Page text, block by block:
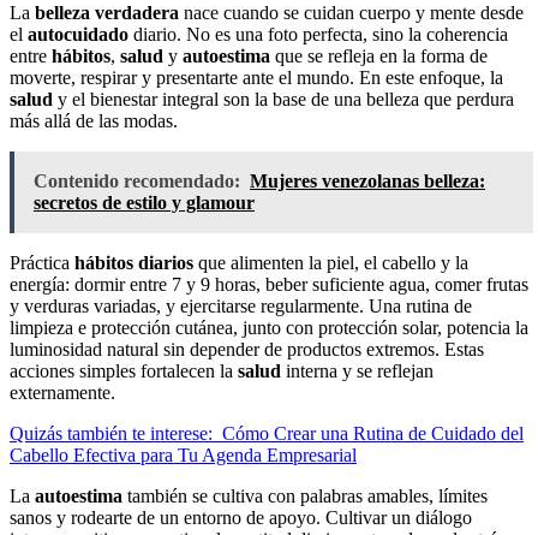
La belleza verdadera nace cuando se cuidan cuerpo y mente desde
el autocuidado diario. No es una foto perfecta, sino la coherencia
entre hábitos, salud y autoestima que se refleja en la forma de
moverte, respirar y presentarte ante el mundo. En este enfoque, la
salud y el bienestar integral son la base de una belleza que perdura
más allá de las modas.
Contenido recomendado: Mujeres venezolanas belleza:
secretos de estilo y glamour
Práctica hábitos diarios que alimenten la piel, el cabello y la
energía: dormir entre 7 y 9 horas, beber suficiente agua, comer frutas
y verduras variadas, y ejercitarse regularmente. Una rutina de
limpieza e protección cutánea, junto con protección solar, potencia la
luminosidad natural sin depender de productos extremos. Estas
acciones simples fortalecen la salud interna y se reflejan
externamente.
Quizás también te interese: Cómo Crear una Rutina de Cuidado del
Cabello Efectiva para Tu Agenda Empresarial
La autoestima también se cultiva con palabras amables, límites
sanos y rodearte de un entorno de apoyo. Cultivar un diálogo